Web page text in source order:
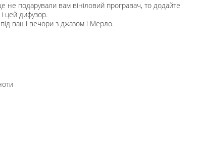
не подарували вам вініловий програвач, то додайте
цей дифузор.
ваші вечори з джазом і Мерло.